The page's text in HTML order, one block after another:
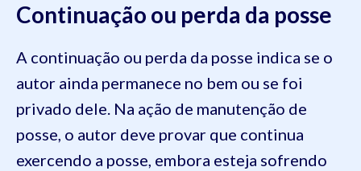
Continuação ou perda da posse
A continuação ou perda da posse indica se o
autor ainda permanece no bem ou se foi
privado dele. Na ação de manutenção de
posse, o autor deve provar que continua
exercendo a posse, embora esteja sofrendo